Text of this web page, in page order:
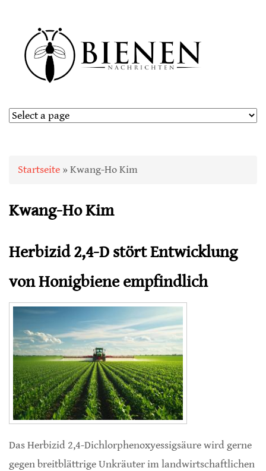
Sie sind hier
Startseite » Kwang-Ho Kim
Kwang-Ho Kim
Herbizid 2,4-D stört Entwicklung
von Honigbiene empfindlich
Das Herbizid 2,4-Dichlorphenoxyessigsäure wird gerne
gegen breitblättrige Unkräuter im landwirtschaftlichen